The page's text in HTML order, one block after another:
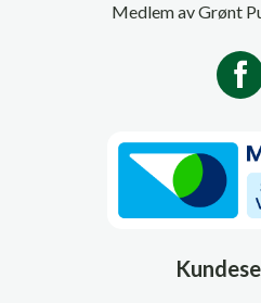
Medlem av Grønt